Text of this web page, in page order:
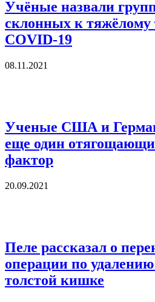
Учёные назвали
склонных к тяжёлому
COVID-19
08.11.2021
Ученые США и
еще один
фактор
20.09.2021
Пеле рассказал о
операции по
толстой кишке